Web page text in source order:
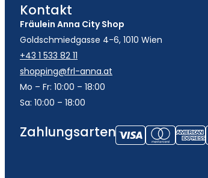
Kontakt
Fräulein Anna City Shop
Goldschmiedgasse 4-6, 1010 Wien
+43 1 533 82 11
shopping@frl-anna.at
Mo – Fr: 10:00 – 18:00
Sa: 10:00 – 18:00
Zahlungsarten